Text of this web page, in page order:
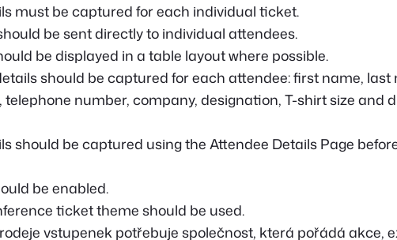
must be captured for each individual ticket.
be sent directly to individual attendees.
be displayed in a table layout where possible.
should be captured for each attendee: first name, last
telephone number, company, designation, T-shirt size and
should be captured using the Attendee Details Page
be enabled.
ticket theme should be used.
vstupenek potřebuje společnost, která pořádá akce,